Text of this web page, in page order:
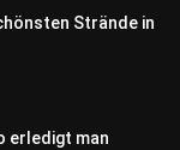
Strände in
erledigt man